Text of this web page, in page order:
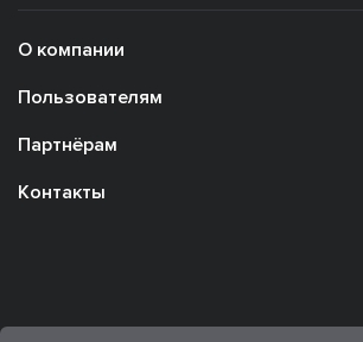
О компании
Пользователям
Партнёрам
Контакты